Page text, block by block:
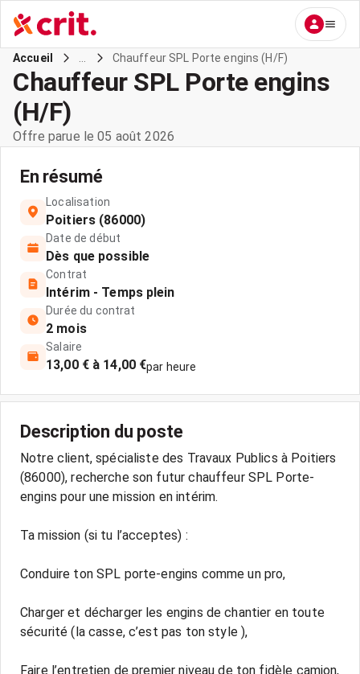
Accueil Chauffeur SPL Porte engins (H/F)
Chauffeur SPL Porte engins
(H/F)
Offre parue le 05 août 2026
En résumé
Localisation
Poitiers (86000)
Date de début
Dès que possible
Contrat
Intérim - Temps plein
Durée du contrat
2 mois
Salaire
13,00 € à 14,00 €par heure
Description du poste
Notre client, spécialiste des Travaux Publics à Poitiers
(86000), recherche son futur chauffeur SPL Porte-
engins pour une mission en intérim.
Ta mission (si tu l’acceptes) :
Conduire ton SPL porte-engins comme un pro,
Charger et décharger les engins de chantier en toute
sécurité (la casse, c’est pas ton style ),
Faire l’entretien de premier niveau de ton fidèle camion,